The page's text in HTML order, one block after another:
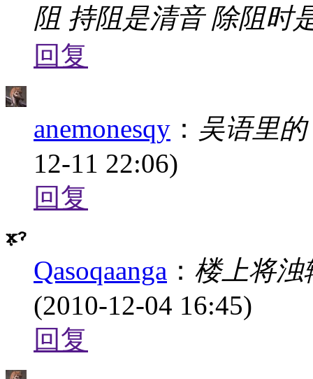
阻 持阻是清音 除阻时
回复
anemonesqy ： 吴语里
12-11 22:06)
回复
Qasoqaanga ： 楼上将浊
(2010-12-04 16:45)
回复